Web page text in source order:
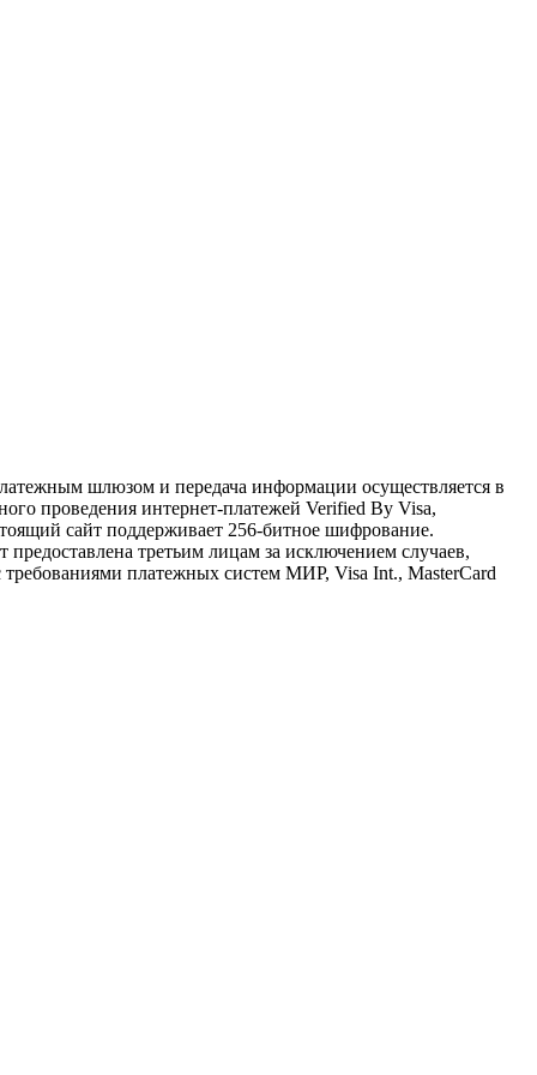
шлюзом и передача информации осуществляется в
проведения интернет-платежей Verified By Visa,
сайт поддерживает 256-битное шифрование.
третьим лицам за исключением случаев,
требованиями платежных систем МИР, Visa Int., MasterCard